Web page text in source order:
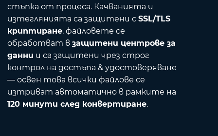
стъпка от процеса. Качванията и
изтеглянията са защитени с SSL/TLS
криптиране, файловете се
обработват в защитени центрове за
данни и са защитени чрез строг
контрол на достъпа & удостоверяване
— освен това всички файлове се
изтриват автоматично в рамките на
120 минути след конвертиране.